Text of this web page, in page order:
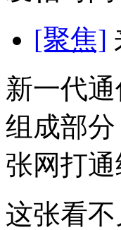
[聚焦]
新一代
组成部
张网打
这张看